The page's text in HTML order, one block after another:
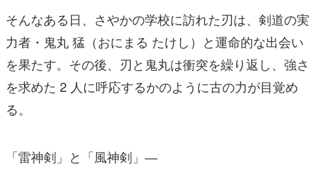
そんなある⽇、さやかの学校に訪れた刃は、剣道の実
⼒者・⻤丸 猛（おにまる たけし）と運命的な出会い
を果たす。その後、刃と⻤丸は衝突を繰り返し、強さ
を求めた 2 ⼈に呼応するかのように古の⼒が⽬覚め
る。
「雷神剣」と「⾵神剣」―